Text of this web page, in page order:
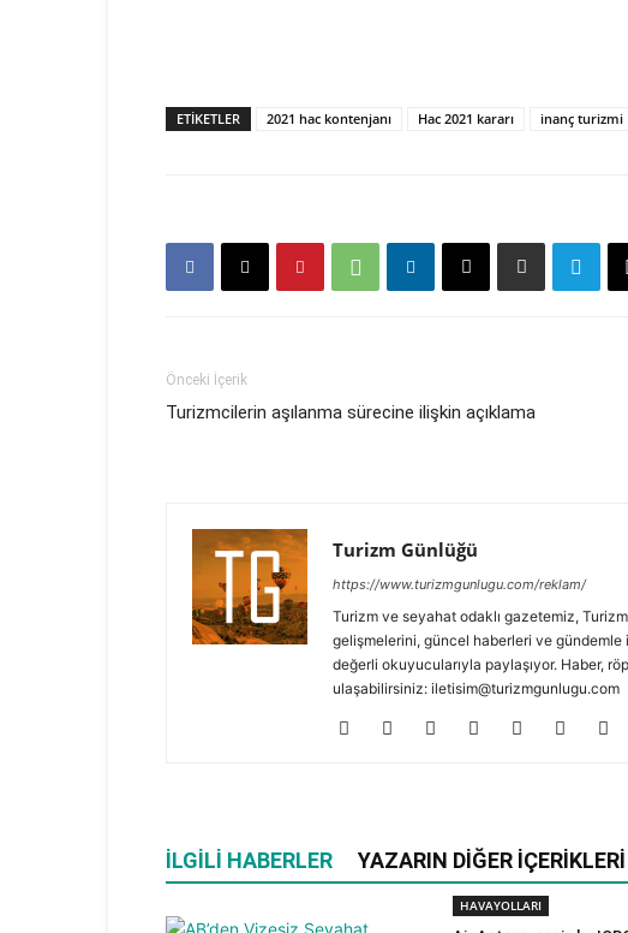
ETIKETLER 2021 hac kontenjanı Hac 2021 kararı inanç turizmi
Önceki İçerik
Turizmcilerin aşılanma sürecine ilişkin açıklama
Turizm Günlüğü
https://www.turizmgunlugu.com/reklam/
Turizm ve seyahat odaklı gazetemiz,
gelişmelerini, güncel haberleri ve
değerli okuyucularıyla paylaşıyor. Haber,
ulaşabilirsiniz: iletisim@turizmgunlugu.com
İLGILI HABERLER YAZARIN DIĞER İÇERIKLERI
HAVAYOLLARI